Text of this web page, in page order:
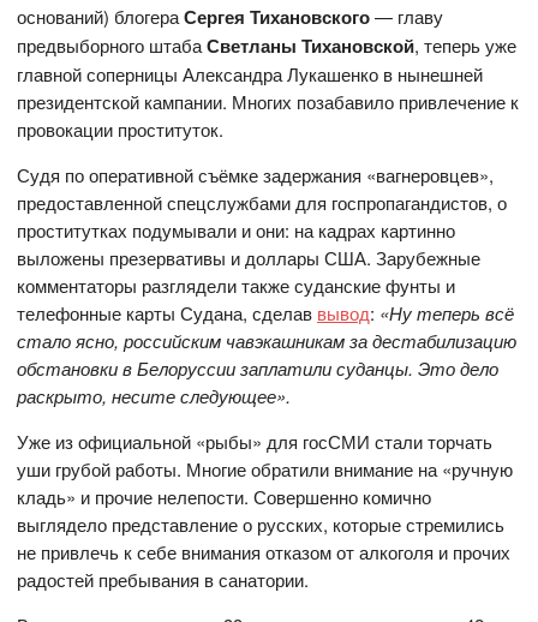
оснований) блогераСергея Тихановского— главу
предвыборного штабаСветланы Тихановской, теперь уже
главной соперницы Александра Лукашенко в нынешней
президентской кампании. Многих позабавило привлечение к
провокации проституток.
Судя по оперативной съёмке задержания «вагнеровцев»,
предоставленной спецслужбами для госпропагандистов, о
проститутках подумывали и они: на кадрах картинно
выложены презервативы и доллары США. Зарубежные
комментаторы разглядели также суданские фунты и
телефонные карты Судана, сделав вывод: «Ну теперь всё
стало ясно, российским чавэкашникам за дестабилизацию
обстановки в Белоруссии заплатили суданцы. Это дело
раскрыто, несите следующее».
Уже из официальной «рыбы» для госСМИ стали торчать
уши грубой работы. Многие обратили внимание на «ручную
кладь» и прочие нелепости. Совершенно комично
выглядело представление о русских, которые стремились
не привлечь к себе внимания отказом от алкоголя и прочих
радостей пребывания в санатории.